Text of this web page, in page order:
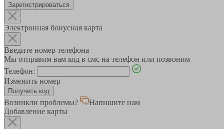
Зарегистрироваться
Электронная бонусная карта
Введите номер телефона
Мы отправим вам код в смс на телефон или позвоним
Телефон:
Изменить номер
Возникли проблемы?
Напишите нам
Добавление карты